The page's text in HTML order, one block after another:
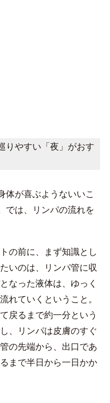
りやすい「夜」がおす
体が喜ぶようないいこ
では、リンパの流れを
の前に、まず知識とし
いのは、リンパ管に収
なった液体は、ゆっく
れていくということ。
戻るまで約一分という
、リンパは皮膚のすぐ
の先端から、出口であ
まで半日から一日かか